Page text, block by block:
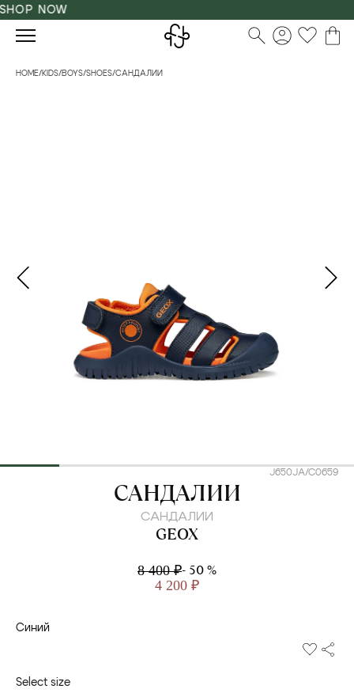
NOW
HOME/KIDS/BOYS/SHOES/САНДАЛИИ
J650JA/C0659
GEOX
САНДАЛИИ
САНДАЛИИ
GEOX
8 400 ₽- 50 %
4 200 ₽
Синий
Select size